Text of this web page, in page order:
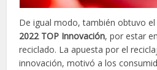
De igual modo, también obtuvo
2022 TOP Innovación, por estar
reciclado. La apuesta por el
innovación, motivó a los